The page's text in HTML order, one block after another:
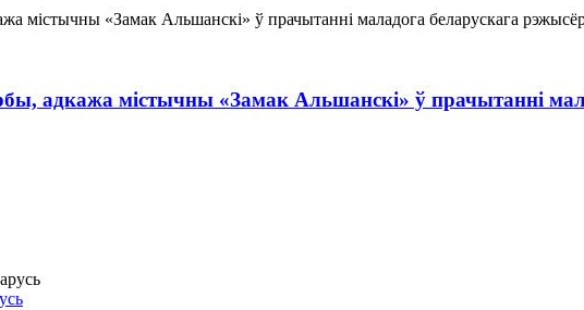
адкажа містычны «Замак Альшанскі» ў прачытанні